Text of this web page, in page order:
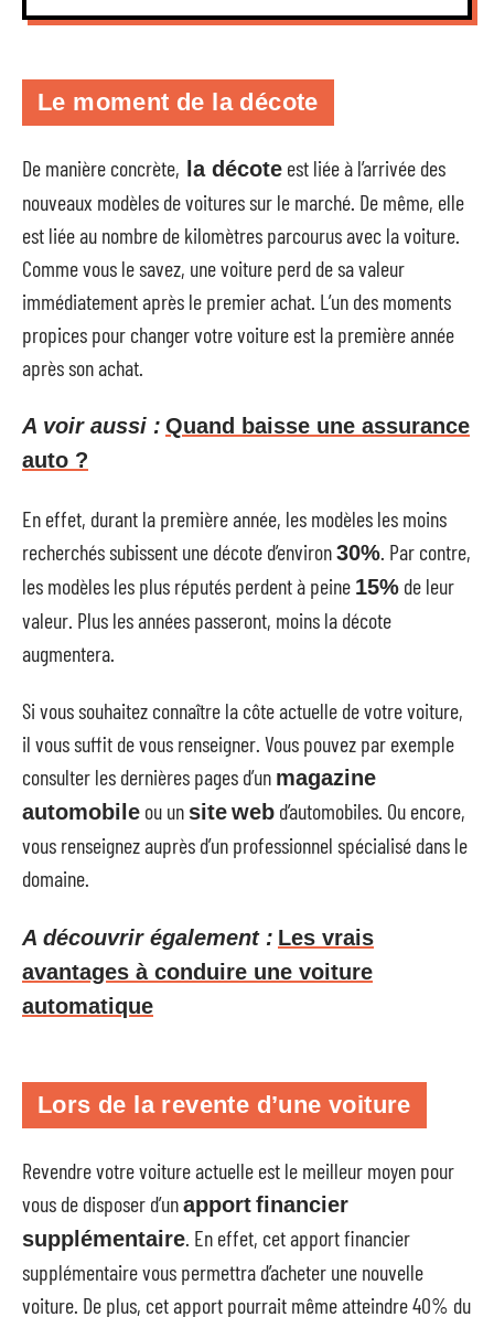
Le moment de la décote
De manière concrète, la décote est liée à l’arrivée des
nouveaux modèles de voitures sur le marché. De même, elle
est liée au nombre de kilomètres parcourus avec la voiture.
Comme vous le savez, une voiture perd de sa valeur
immédiatement après le premier achat. L’un des moments
propices pour changer votre voiture est la première année
après son achat.
A voir aussi : Quand baisse une assurance
auto ?
En effet, durant la première année, les modèles les moins
recherchés subissent une décote d’environ30% . Par contre,
les modèles les plus réputés perdent à peine 15% de leur
valeur. Plus les années passeront, moins la décote
augmentera.
Si vous souhaitez connaître la côte actuelle de votre voiture,
il vous suffit de vous renseigner. Vous pouvez par exemple
consulter les dernières pages d’un magazine
automobile ou un siteweb d’automobiles. Ou encore,
vous renseignez auprès d’un professionnel spécialisé dans le
domaine.
A découvrir également : Les vrais
avantages à conduire une voiture
automatique
Lors de la revente d’une voiture
Revendre votre voiture actuelle est le meilleur moyen pour
vous de disposer d’unapportfinancier
supplémentaire . En effet, cet apport financier
supplémentaire vous permettra d’acheter une nouvelle
voiture. De plus, cet apport pourrait même atteindre 40% du